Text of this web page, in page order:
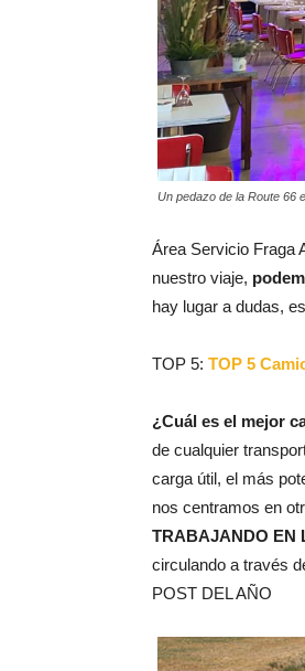
Un pedazo de la Route 66
Área Servicio Fraga
nuestro viaje,
hay lugar a dudas,
TOP 5: TOP 5
¿Cuál es el mejor
de cualquier
carga útil, el más
nos centramos en
TRABAJANDO EN
circulando a través
POST DEL AÑO